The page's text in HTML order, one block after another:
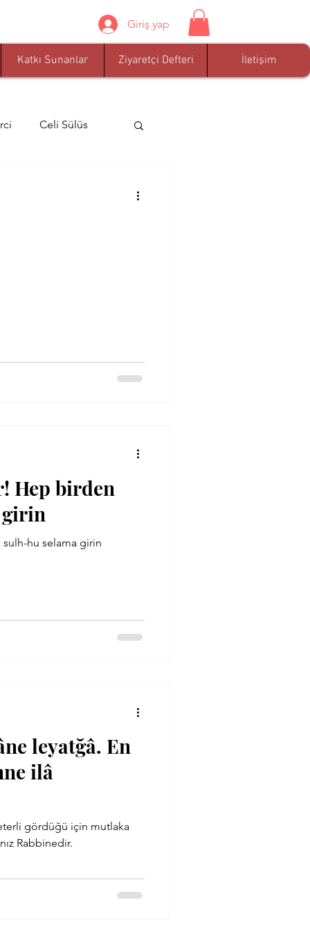
Giriş yap
Katkı Sunanlar Ziyaretçi Defteri İletişim
Celi Sülüs
Hep birden
girin
hu selama girin
leyatğâ. En
ilâ
gördüğü için mutlaka
yalnız Rabbinedir.